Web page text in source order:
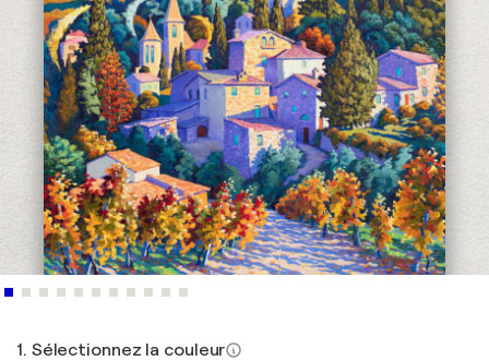
1. Sélectionnez la couleur